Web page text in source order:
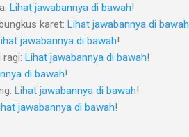
Lihat jawabannya di bawah!
karet: Lihat jawabannya di bawah
jawabannya di bawah!
ragi: Lihat jawabannya di bawah!
di bawah!
Lihat jawabannya di bawah!
jawabannya di bawah!